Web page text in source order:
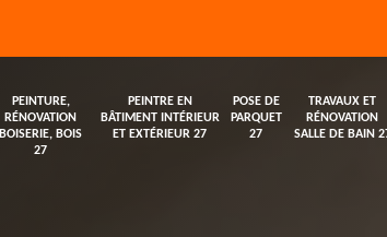
PEINTURE,
RÉNOVATION
BOISERIE, BOIS
27
PEINTRE EN
BÂTIMENT INTÉRIEUR
ET EXTÉRIEUR 27
POSE DE
PARQUET
27
TRAVAUX ET
RÉNOVATION
SALLE DE BAIN